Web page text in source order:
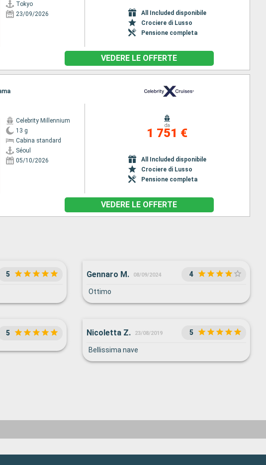
Tokyo
23/09/2026
All Included disponibile
Crociere di Lusso
Pensione completa
VEDERE LE OFFERTE
Celebrity Millennium
13 g
Cabina standard
Séoul
05/10/2026
da
1 751 €
All Included disponibile
Crociere di Lusso
Pensione completa
VEDERE LE OFFERTE
5 Gennaro M. 08/09/2024 4
Ottimo
5 Nicoletta Z. 23/08/2019 5
Bellissima nave